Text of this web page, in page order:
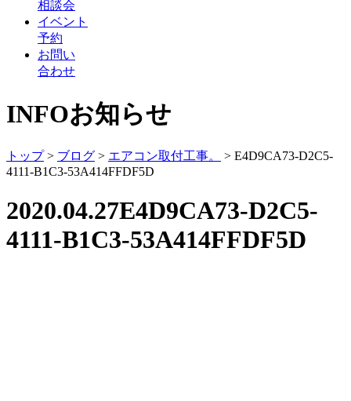
相談会
イベント
予約
お問い
合わせ
INFOお知らせ
トップ> ブログ > エアコン取付工事。 > E4D9CA73-D2C5-
4111-B1C3-53A414FFDF5D
2020.04.27E4D9CA73-D2C5-
4111-B1C3-53A414FFDF5D